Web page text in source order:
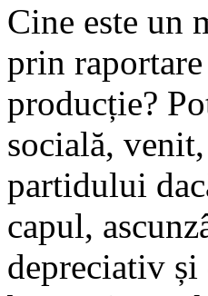
Cine este un
prin
producție?
socială,
partidului
capul,
depreciativ